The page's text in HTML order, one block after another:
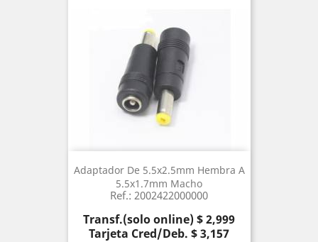
Adaptador De 5.5x2.5mm Hembra A
5.5x1.7mm Macho
Ref.: 2002422000000
Precio
Transf.(solo online) $ 2,999
Tarjeta Cred/Deb. $ 3,157